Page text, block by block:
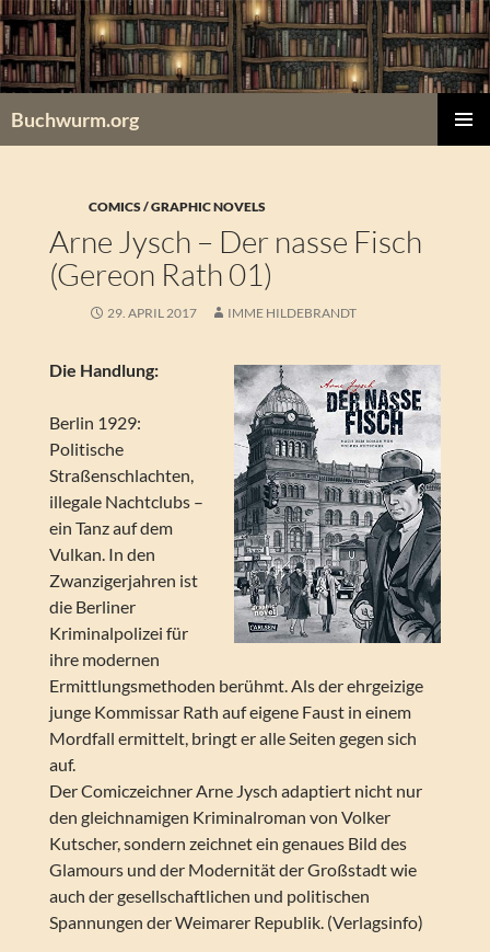
Zum
Inhalt
springen
Buchwurm.org
COMICS / GRAPHIC NOVELS
Arne Jysch – Der nasse Fisch
(Gereon Rath 01)
29. APRIL 2017 IMME HILDEBRANDT
Die Handlung:
Berlin 1929:
Politische
Straßenschlachten,
illegale Nachtclubs –
ein Tanz auf dem
Vulkan. In den
Zwanzigerjahren ist
die Berliner
Kriminalpolizei für
ihre modernen
Ermittlungsmethoden berühmt. Als der ehrgeizige
junge Kommissar Rath auf eigene Faust in einem
Mordfall ermittelt, bringt er alle Seiten gegen sich
auf.
Der Comiczeichner Arne Jysch adaptiert nicht nur
den gleichnamigen Kriminalroman von Volker
Kutscher, sondern zeichnet ein genaues Bild des
Glamours und der Modernität der Großstadt wie
auch der gesellschaftlichen und politischen
Spannungen der Weimarer Republik. (Verlagsinfo)